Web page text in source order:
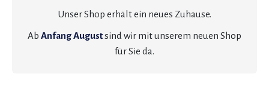
Unser Shop erhält ein neues Zuhause.
Ab Anfang Augustsind wir mit unserem neuen Shop
für Sie da.